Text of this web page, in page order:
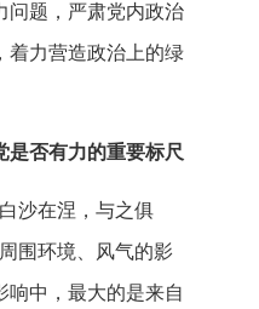
问题，严肃党内政治
着力营造政治上的绿
是否有力的重要标尺
沙在涅，与之俱
围环境、风气的影
响中，最大的是来自